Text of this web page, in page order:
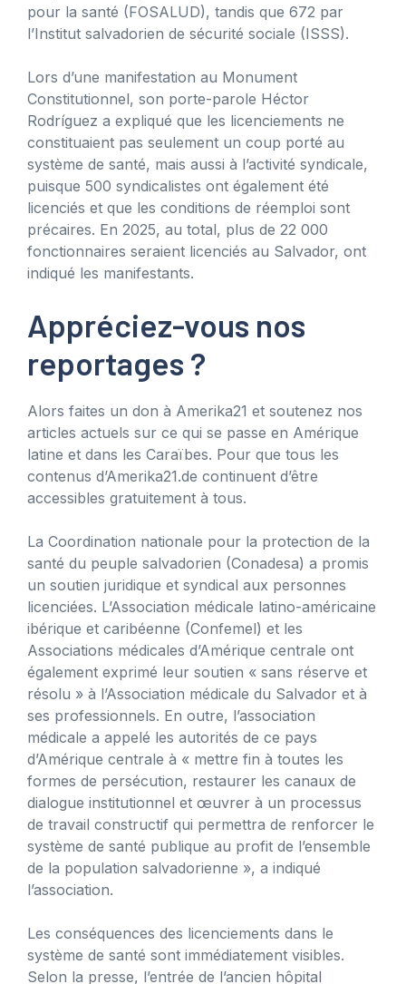
pour la santé (FOSALUD), tandis que 672 par
l’Institut salvadorien de sécurité sociale (ISSS).
Lors d’une manifestation au Monument
Constitutionnel, son porte-parole Héctor
Rodríguez a expliqué que les licenciements ne
constituaient pas seulement un coup porté au
système de santé, mais aussi à l’activité syndicale,
puisque 500 syndicalistes ont également été
licenciés et que les conditions de réemploi sont
précaires. En 2025, au total, plus de 22 000
fonctionnaires seraient licenciés au Salvador, ont
indiqué les manifestants.
Appréciez-vous nos
reportages ?
Alors faites un don à Amerika21 et soutenez nos
articles actuels sur ce qui se passe en Amérique
latine et dans les Caraïbes. Pour que tous les
contenus d’Amerika21.de continuent d’être
accessibles gratuitement à tous.
La Coordination nationale pour la protection de la
santé du peuple salvadorien (Conadesa) a promis
un soutien juridique et syndical aux personnes
licenciées. L’Association médicale latino-américaine
ibérique et caribéenne (Confemel) et les
Associations médicales d’Amérique centrale ont
également exprimé leur soutien « sans réserve et
résolu » à l’Association médicale du Salvador et à
ses professionnels. En outre, l’association
médicale a appelé les autorités de ce pays
d’Amérique centrale à « mettre fin à toutes les
formes de persécution, restaurer les canaux de
dialogue institutionnel et œuvrer à un processus
de travail constructif qui permettra de renforcer le
système de santé publique au profit de l’ensemble
de la population salvadorienne », a indiqué
l’association.
Les conséquences des licenciements dans le
système de santé sont immédiatement visibles.
Selon la presse, l’entrée de l’ancien hôpital